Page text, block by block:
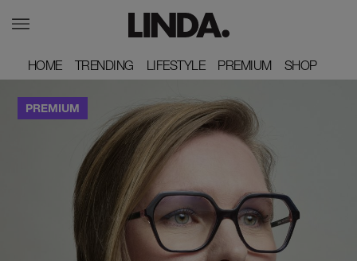
HOME
HOME TRENDING
TRENDING LIFESTYLE
LIFESTYLE PREMIUM
PREMIUM SHOP
SHOP